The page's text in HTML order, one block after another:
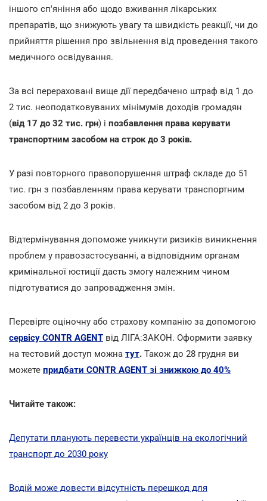
іншого сп'яніння або щодо вживання лікарських
препаратів, що знижують увагу та швидкість реакції, чи до
прийняття рішення про звільнення від проведення такого
медичного освідування.
За всі перераховані вище дії передбачено штраф від 1 до
2 тис. неоподатковуваних мінімумів доходів громадян
(від 17 до 32 тис. грн) і позбавлення права керувати
транспортним засобом на строк до 3 років.
У разі повторного правопорушення штраф складе до 51
тис. грн з позбавленням права керувати транспортним
засобом від 2 до 3 років.
Відтермінування допоможе уникнути ризиків виникнення
проблем у правозастосуванні, а відповідним органам
кримінальної юстиції дасть змогу належним чином
підготуватися до запровадження змін.
Перевірте оціночну або страхову компанію за допомогою
сервісу CONTR AGENT від ЛІГА:ЗАКОН. Оформити заявку
на тестовий доступ можна тут. Також до 28 грудня ви
можете придбати CONTR AGENT зі знижкою до 40%
Читайте також:
Депутати планують перевести українців на екологічний
транспорт до 2030 року
Водій може довести відсутність перешкод для